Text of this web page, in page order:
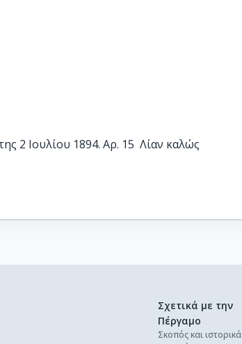
2 Ιουλίου 1894. Αρ. 15  Λίαν καλώς
Σχετικά με την
Πέργαμο
Σκοπός και ιστορικά